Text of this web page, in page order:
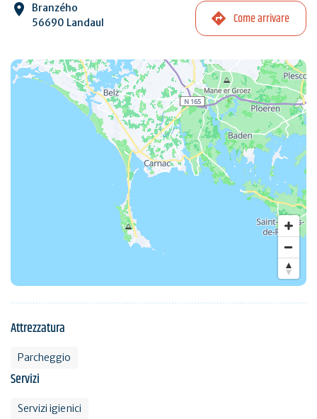
Branzého
56690 Landaul
Come arrivare
Attrezzatura
Parcheggio
Servizi
Servizi igienici